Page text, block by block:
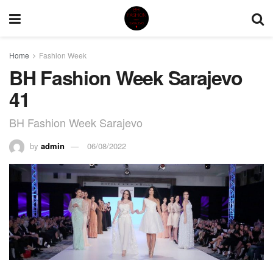
Home Fashion Week
BH Fashion Week Sarajevo
41
BH Fashion Week Sarajevo
by admin 06/08/2022